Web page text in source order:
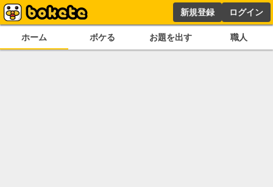
新規登録 ログイン
ホーム ボケる お題を出す 職人